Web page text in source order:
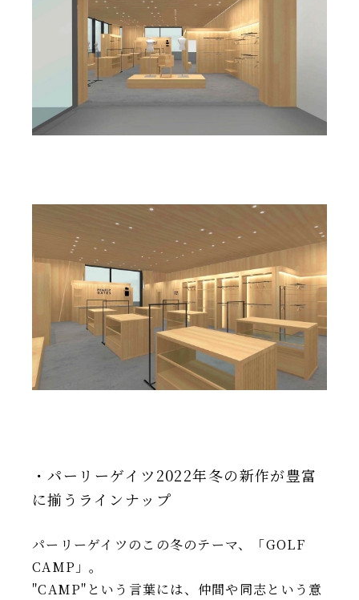
・パーリーゲイツ2022年冬の新作が豊富
に揃うラインナップ
パーリーゲイツのこの冬のテーマ、「GOLF
CAMP」。
"CAMP"という言葉には、仲間や同志という意